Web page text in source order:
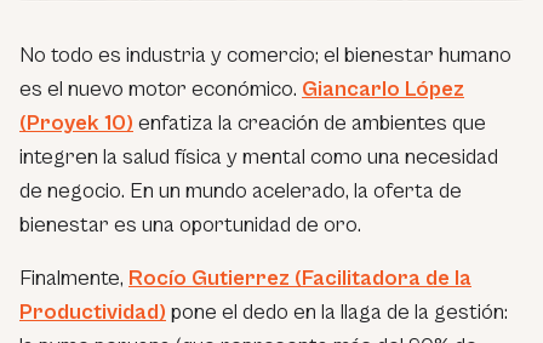
No todo es industria y comercio; el bienestar humano
es el nuevo motor económico. Giancarlo López
(Proyek 10) enfatiza la creación de ambientes que
integren la salud física y mental como una necesidad
de negocio. En un mundo acelerado, la oferta de
bienestar es una oportunidad de oro.
Finalmente, Rocío Gutierrez (Facilitadora de la
Productividad) pone el dedo en la llaga de la gestión: